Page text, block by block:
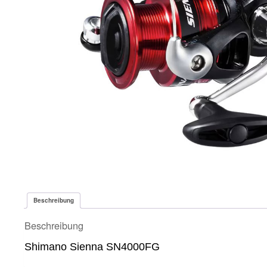
Beschreibung
Beschreibung
Shimano Sienna SN4000FG